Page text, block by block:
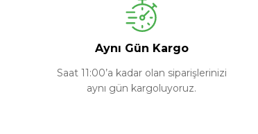
Aynı Gün Kargo
Saat 11:00’a kadar olan siparişlerinizi
aynı gün kargoluyoruz.